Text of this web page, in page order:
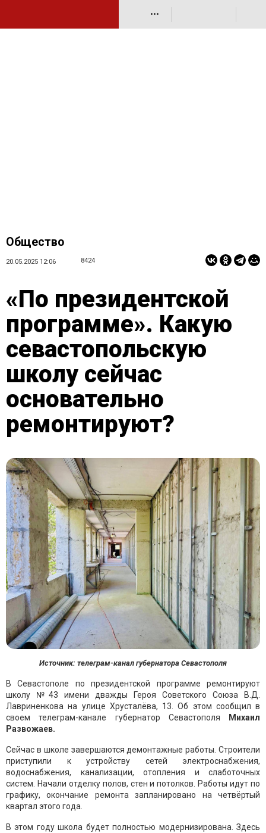
•••
Общество
20.05.2025 12:06 8424
«По президентской
программе». Какую
севастопольскую
школу сейчас
основательно
ремонтируют?
Источник: телеграм-канал губернатора Севастополя
В Севастополе по президентской программе ремонтируют
школу №43 имени дважды Героя Советского Союза В.Д.
Лавриненкова на улице Хрусталёва, 13. Об этом сообщил в
своем телеграм-канале губернатор Севастополя
Михаил
Развожаев.
Сейчас в школе завершаются демонтажные работы. Строители
приступили к устройству сетей электроснабжения,
водоснабжения, канализации, отопления и слаботочных
систем. Начали отделку полов, стен и потолков. Работы идут по
графику, окончание ремонта запланировано на четвёртый
квартал этого года.
В этом году школа будет полностью модернизирована. Здесь